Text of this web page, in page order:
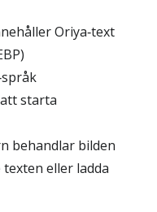
Oriya‑text
att starta
behandlar bilden
eller ladda